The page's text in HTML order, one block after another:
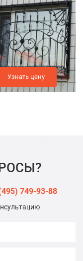
Узнать цену
749-93-88